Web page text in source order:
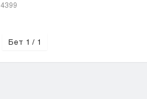
4399
Бет 1 / 1